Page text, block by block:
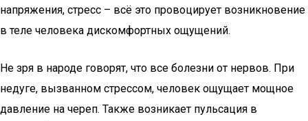
напряжения, стресс – всё это провоцирует возникновение
в теле человека дискомфортных ощущений.
Не зря в народе говорят, что все болезни от нервов. При
недуге, вызванном стрессом, человек ощущает мощное
давление на череп. Также возникает пульсация в